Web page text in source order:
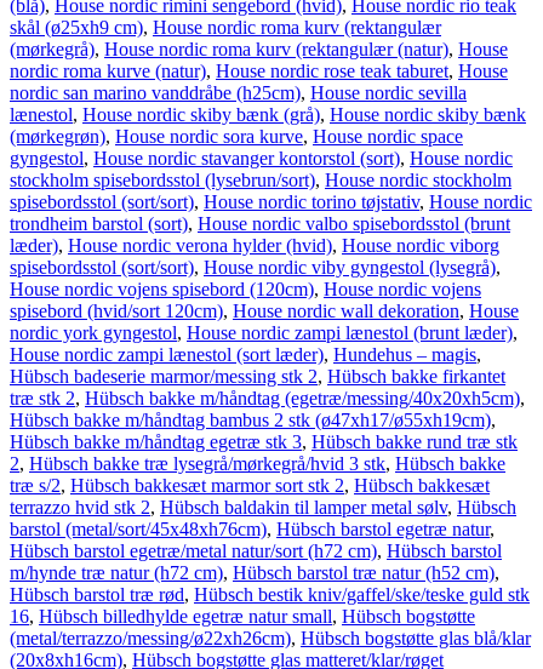
(blå), House nordic rimini sengebord (hvid), House nordic rio teak
skål (ø25xh9 cm), House nordic roma kurv (rektangulær
(mørkegrå), House nordic roma kurv (rektangulær (natur), House
nordic roma kurve (natur), House nordic rose teak taburet, House
nordic san marino vanddråbe (h25cm), House nordic sevilla
lænestol, House nordic skiby bænk (grå), House nordic skiby bænk
(mørkegrøn), House nordic sora kurve, House nordic space
gyngestol, House nordic stavanger kontorstol (sort), House nordic
stockholm spisebordsstol (lysebrun/sort), House nordic stockholm
spisebordsstol (sort/sort), House nordic torino tøjstativ, House nordic
trondheim barstol (sort), House nordic valbo spisebordsstol (brunt
læder), House nordic verona hylder (hvid), House nordic viborg
spisebordsstol (sort/sort), House nordic viby gyngestol (lysegrå),
House nordic vojens spisebord (120cm), House nordic vojens
spisebord (hvid/sort 120cm), House nordic wall dekoration, House
nordic york gyngestol, House nordic zampi lænestol (brunt læder),
House nordic zampi lænestol (sort læder), Hundehus – magis,
Hübsch badeserie marmor/messing stk 2, Hübsch bakke firkantet
træ stk 2, Hübsch bakke m/håndtag (egetræ/messing/40x20xh5cm),
Hübsch bakke m/håndtag bambus 2 stk (ø47xh17/ø55xh19cm),
Hübsch bakke m/håndtag egetræ stk 3, Hübsch bakke rund træ stk
2, Hübsch bakke træ lysegrå/mørkegrå/hvid 3 stk, Hübsch bakke
træ s/2, Hübsch bakkesæt marmor sort stk 2, Hübsch bakkesæt
terrazzo hvid stk 2, Hübsch baldakin til lamper metal sølv, Hübsch
barstol (metal/sort/45x48xh76cm), Hübsch barstol egetræ natur,
Hübsch barstol egetræ/metal natur/sort (h72 cm), Hübsch barstol
m/hynde træ natur (h72 cm), Hübsch barstol træ natur (h52 cm),
Hübsch barstol træ rød, Hübsch bestik kniv/gaffel/ske/teske guld stk
16, Hübsch billedhylde egetræ natur small, Hübsch bogstøtte
(metal/terrazzo/messing/ø22xh26cm), Hübsch bogstøtte glas blå/klar
(20x8xh16cm), Hübsch bogstøtte glas matteret/klar/røget